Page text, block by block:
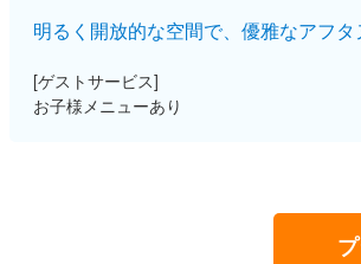
明るく開放的な空間で、優雅なアフ
[ゲストサービス]
お子様メニューあり